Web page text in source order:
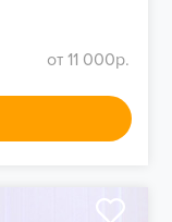
от 11 000р.